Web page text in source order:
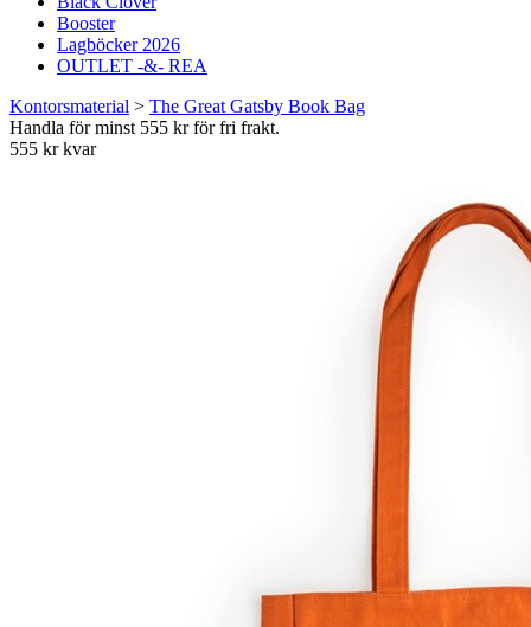
Booster
Lagböcker 2026
OUTLET -&- REA
Kontorsmaterial > The Great Gatsby Book Bag
Handla för minst 555 kr för fri frakt.
555 kr kvar